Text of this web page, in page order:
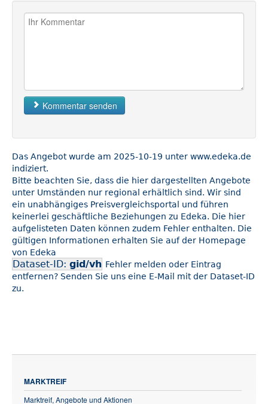
Kommentar senden
Das Angebot wurde am 2025-10-19 unter www.edeka.de
indiziert.
Bitte beachten Sie, dass die hier dargestellten Angebote
unter Umständen nur regional erhältlich sind. Wir sind
ein unabhängiges Preisvergleichsportal und führen
keinerlei geschäftliche Beziehungen zu Edeka. Die hier
aufgelisteten Daten können zudem Fehler enthalten. Die
gültigen Informationen erhalten Sie auf der Homepage
von Edeka
Dataset-ID: gid/vh Fehler melden oder Eintrag
entfernen? Senden Sie uns eine E-Mail mit der Dataset-ID
zu.
MARKTREIF
Marktreif, Angebote und Aktionen